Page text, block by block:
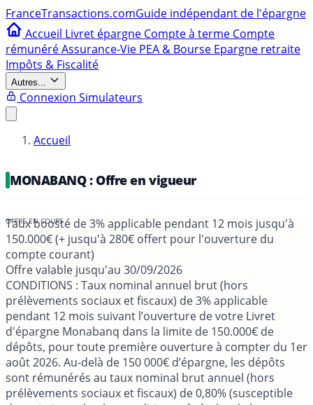
FranceTransactions.comGuide indépendant de l'épargne
Accueil Livret épargne Compte à terme Compte
rémunéréAssurance-Vie PEA & Bourse Epargne retraite
Impôts & Fiscalité
Autres...
Connexion Simulateurs
Accueil
MONABANQ : Offre en vigueur
Taux boosté de 3% applicable pendant 12 mois jusqu'à
150.000€ (+ jusqu'à 280€ offert pour l'ouverture du
compte courant)
Offre valable jusqu'au 30/09/2026
CONDITIONS : Taux nominal annuel brut (hors
prélèvements sociaux et fiscaux) de 3% applicable
pendant 12 mois suivant l’ouverture de votre Livret
d'épargne Monabanq dans la limite de 150.000€ de
dépôts, pour toute première ouverture à compter du 1er
août 2026. Au-delà de 150 000€ d’épargne, les dépôts
sont rémunérés au taux nominal brut annuel (hors
prélèvements sociaux et fiscaux) de 0,80% (susceptible